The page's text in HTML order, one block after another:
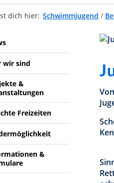
dich hier: Schwimmjugend /
wir sind
&
Freizeiten
&